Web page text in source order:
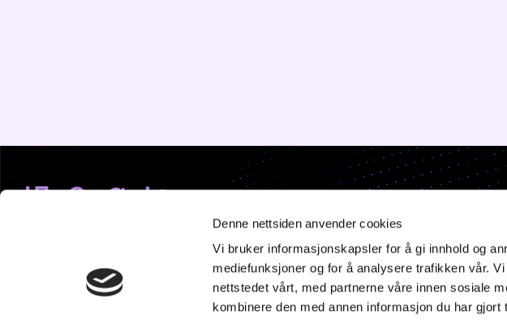
Denne nettsiden anvender cookies
Vi bruker informasjonskapsler for å gi innhold og
mediefunksjoner og for å analysere trafikken vår.
nettstedet vårt, med partnerne våre innen sosiale
kombinere den med annen informasjon du har
Storgata 6,
2050 Jessheim
Tlf: 64 82 22 90
post@innovasjon-